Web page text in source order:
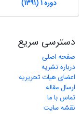
دوره 1 (1391)
دسترسی سریع
صفحه اصلی
درباره نشریه
اعضای هیات تحریریه
ارسال مقاله
تماس با ما
نقشه سایت